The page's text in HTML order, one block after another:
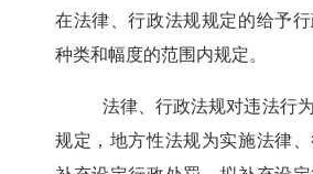
在法律、行政法规规定的给予行
种类和幅度的范围内规定。
法律、行政法规对违法行
规定，地方性法规为实施法律